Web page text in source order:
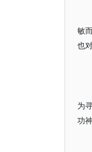
敏
也
为
功